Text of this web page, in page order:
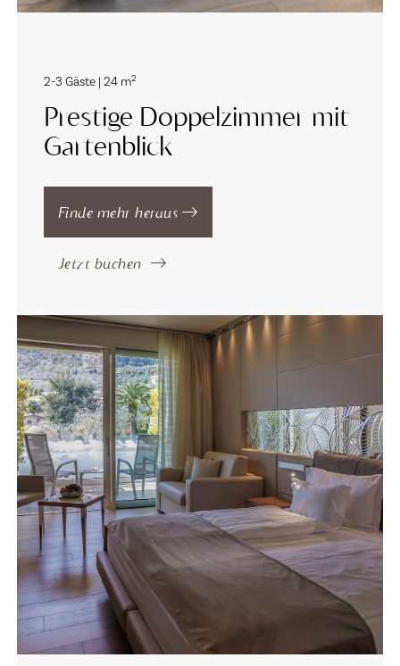
2-3 Gäste | 24 m2
Prestige Doppelzimmer mit
Gartenblick
Finde mehr heraus
Jetzt buchen